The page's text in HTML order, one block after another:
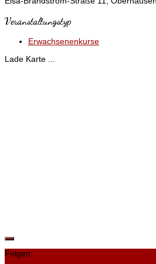
Veranstaltungstyp
Erwachsenenkurse
Lade Karte ...
Folgen: